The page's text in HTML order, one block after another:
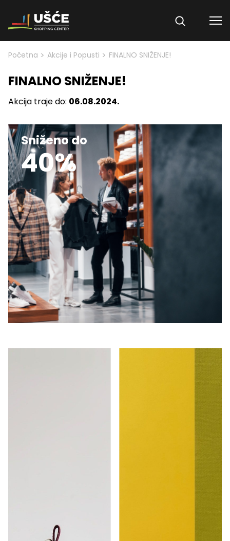
Skip to content
Početna > Akcije i Popusti > FINALNO SNIŽENJE!
FINALNO SNIŽENJE!
Akcija traje do: 06.08.2024.
Sniženo do
40%